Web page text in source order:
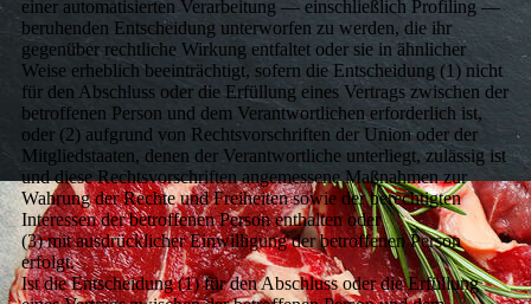
einer automatisierten Verarbeitung — einschließlich Profiling —
beruhenden Entscheidung unterworfen zu werden, die ihr
gegenüber rechtliche Wirkung entfaltet oder sie in ähnlicher
Weise erheblich beeinträchtigt, sofern die Entscheidung (1) nicht
für den Abschluss oder die Erfüllung eines Vertrags zwischen der
betroffenen Person und dem Verantwortlichen erforderlich ist,
oder (2) aufgrund von Rechtsvorschriften der Union oder der
Mitgliedstaaten, denen der Verantwortliche unterliegt, zulässig ist
und diese Rechtsvorschriften angemessene Maßnahmen zur
Wahrung der Rechte und Freiheiten sowie der berechtigten
Interessen der betroffenen Person enthalten oder
(3) mit ausdrücklicher Einwilligung der betroffenen Person
erfolgt.
Ist die Entscheidung (1) für den Abschluss oder die Erfüllung